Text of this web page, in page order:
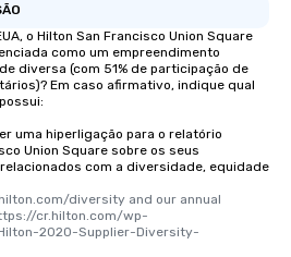
o Hilton San Francisco Union Square
como um empreendimento
diversa (com 51% de participação de
Em caso afirmativo, indique qual
uma hiperligação para o relatório
Union Square sobre os seus
com a diversidade, equidade
diversity and our annual
cr.hilton.com/wp-
2020-Supplier-Diversity-